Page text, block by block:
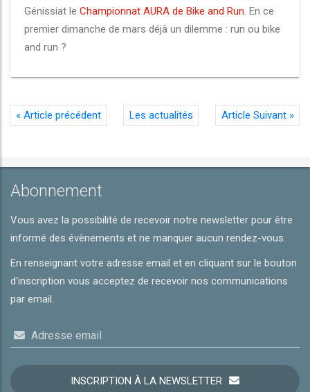
Génissiat le Championnat AURA de Bike and Run. En ce
premier dimanche de mars déjà un dilemme : run ou bike
and run ?
«Article précédent Les actualités Article Suivant »
Abonnement
Vous avez la possibilité de recevoir notre newsletter pour être
informé des évènements et ne manquer aucun rendez-vous.
En renseignant votre adresse email et en cliquant sur le bouton
d'inscription vous acceptez de recevoir nos communications
par email.
Adresse email
INSCRIPTION À LA NEWSLETTER